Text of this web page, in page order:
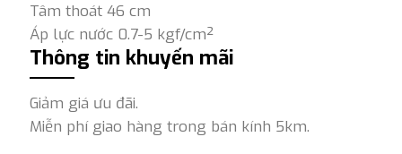
Tâm thoát 46 cm
Áp lực nước 0.7-5 kgf/cm²
Thông tin khuyến mãi
Giảm giá ưu đãi.
Miễn phí giao hàng trong bán kính 5km.